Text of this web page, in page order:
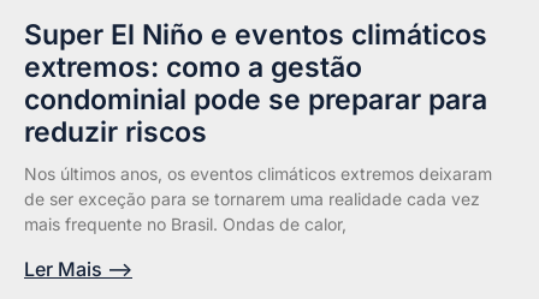
Super El Niño e eventos climáticos
extremos: como a gestão
condominial pode se preparar para
reduzir riscos
Nos últimos anos, os eventos climáticos extremos deixaram
de ser exceção para se tornarem uma realidade cada vez
mais frequente no Brasil. Ondas de calor,
Ler Mais -->